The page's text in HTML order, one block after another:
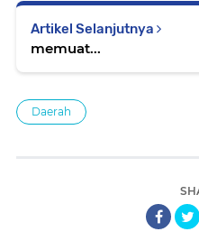
Artikel Selanjutnya
memuat...
Daerah